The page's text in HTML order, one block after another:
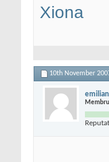
Xiona
10th November